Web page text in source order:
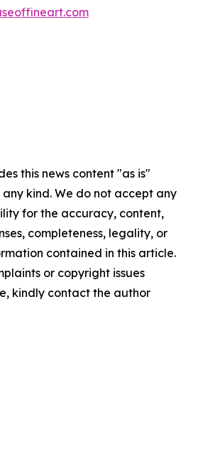
this news content "as is"
kind. We do not accept any
for the accuracy, content,
completeness, legality, or
contained in this article.
or copyright issues
kindly contact the author